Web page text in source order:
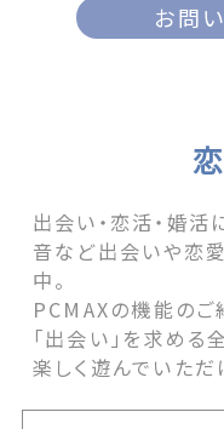
お問
出会い・恋活・婚活
音など出会いや恋
中。
PCMAXの機能のご
「出会い」を求める
楽しく遊んでいただ